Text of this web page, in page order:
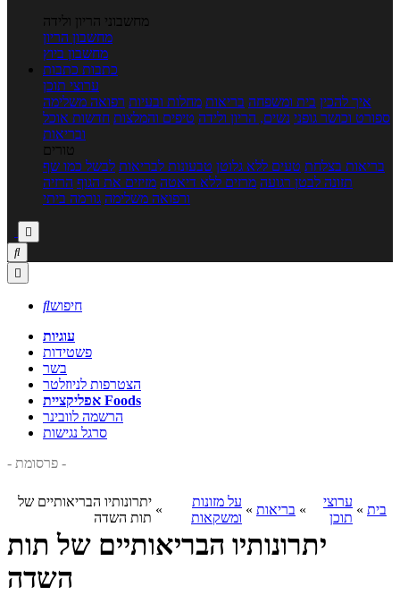
מחשבוני הריון ולידה
מחשבון הריון
מחשבון ביוץ
כתבות כתבות
ערוצי תוכן
איך להכין בית ומשפחה בריאות מחלות ובעיות רפואה משלימה
ספורט וכושר גופני נשים, הריון ולידה טיפים והמלצות חדשות אוכל
ובריאות
טורים
בריאות בצלחת טעים ללא גלוטן טבעונות לבריאות לבשל כמו שף
תזונה לבטן רגועה מרזים ללא דיאטה מזיזים את הגוף הרזיה
ורפואה משלימה גורמה ביתי



חיפוש
עוגיות
פשטידות
בשר
הצטרפות לניוזלטר
אפליקציית Foods
הרשמה לוובינר
סרגל נגישות
- פרסומת -
בית »
ערוצי
תוכן
» בריאות »
על מזונות
ומשקאות
»
יתרונותיו הבריאותיים של
תות השדה
יתרונותיו הבריאותיים של תות
השדה